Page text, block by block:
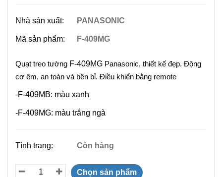
Nhà sản xuất: PANASONIC
Mã sản phẩm: F-409MG
Quạt treo tường F-409MG Panasonic, thiết kế đẹp. Động
cơ êm, an toàn và bền bỉ. Điều khiển bằng remote
-F-409MB: màu xanh
-F-409MG: màu trắng ngà
Tình trạng: Còn hàng
Chọn sản phẩm